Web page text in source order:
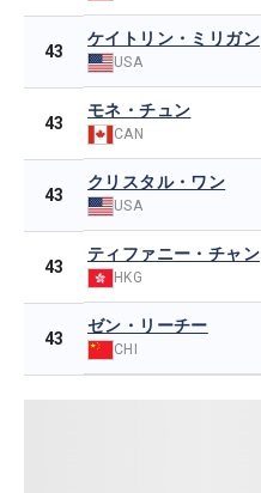
43
ケイトリン・ミリガン
USA
43
モネ・チュン
CAN
43
クリスタル・ワン
USA
43
ティファニー・チャン
HKG
43
ゼン・リーチー
CHI